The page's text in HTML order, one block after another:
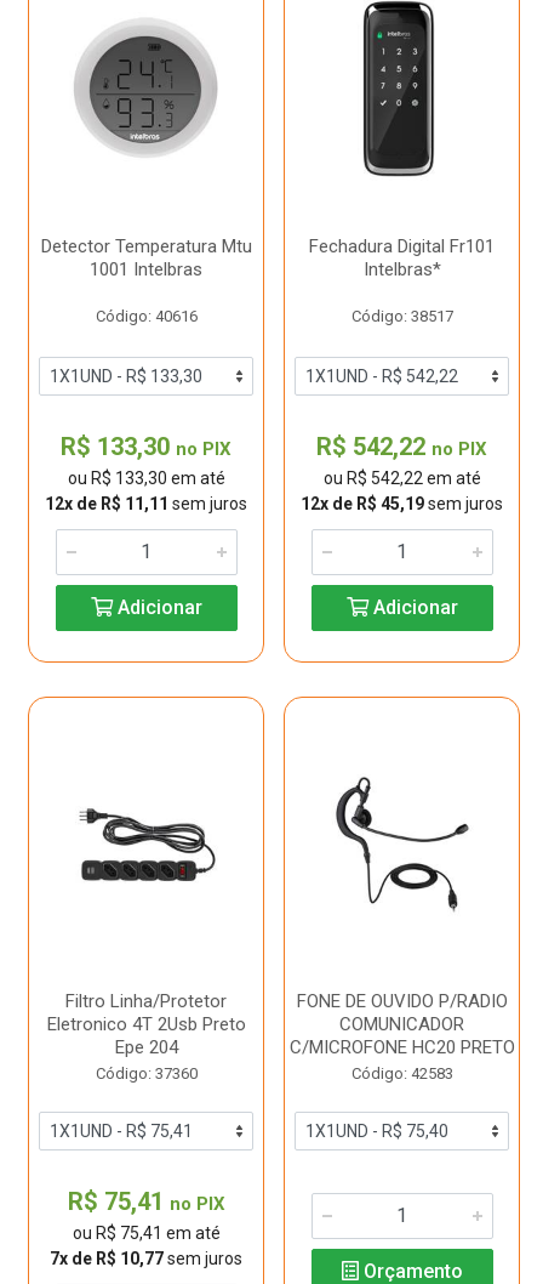
Detector Temperatura Mtu
1001 Intelbras
Código: 40616
R$ 133,30 no PIX
ou R$ 133,30 em até
12x de R$ 11,11 sem juros
Adicionar
Fechadura Digital Fr101
Intelbras*
Código: 38517
R$ 542,22 no PIX
ou R$ 542,22 em até
12x de R$ 45,19sem juros
Adicionar
Filtro Linha/Protetor
Eletronico 4T 2Usb Preto
Epe 204
Código: 37360
R$ 75,41 no PIX
ou R$ 75,41 em até
7x de R$ 10,77sem juros
FONE DE OUVIDO P/RADIO
COMUNICADOR
C/MICROFONE HC20 PRETO
Código: 42583
Orçamento